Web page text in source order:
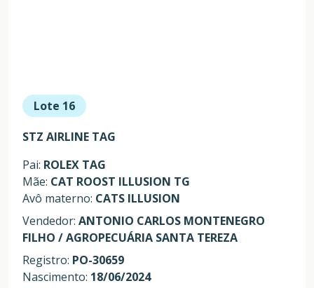
Lote 16
STZ AIRLINE TAG
Pai: ROLEX TAG
Mãe: CAT ROOST ILLUSION TG
Avô materno: CATS ILLUSION
Vendedor: ANTONIO CARLOS MONTENEGRO
FILHO / AGROPECUÁRIA SANTA TEREZA
Registro: PO-30659
Nascimento: 18/06/2024